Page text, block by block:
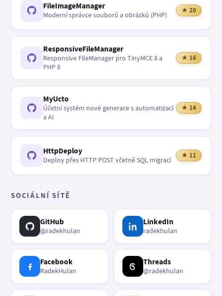
FileImageManager
Moderní správce souborů a obrázků (PHP)
★ 20
ResponsiveFileManager
Responsive FileManager pro TinyMCE 8 a
PHP 8
★ 16
MyUcto
Účetní systém nové generace s automatizací
a AI
★ 14
HttpDeploy
Deploy přes HTTP POST včetně SQL migrací
★ 11
SOCIÁLNÍ SÍTĚ
GitHub
@radekhulan
LinkedIn
radekhulan
Facebook
RadekHulan
Threads
@radekhulan